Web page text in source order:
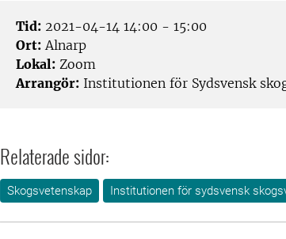
Tid: 2021-04-14 14:00 - 15:00
Ort: Alnarp
Lokal: Zoom
Arrangör: Institutionen för Sydsvensk
Relaterade sidor:
Skogsvetenskap Institutionen för sydsvensk